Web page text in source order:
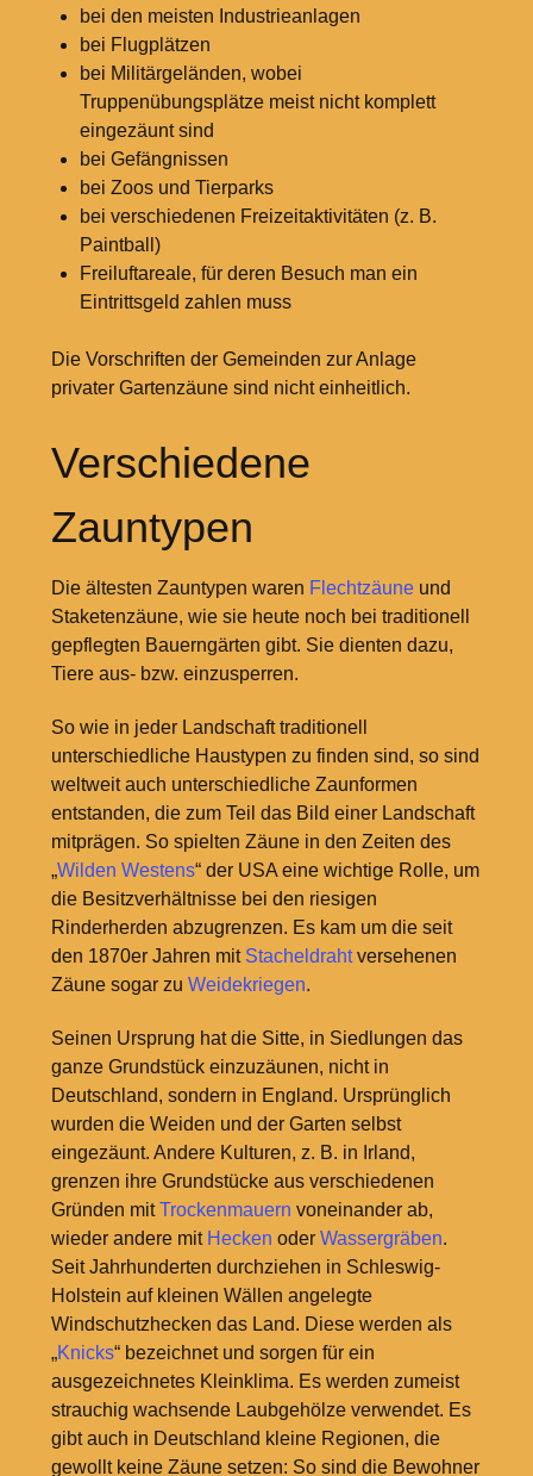
bei den meisten Industrieanlagen
bei Flugplätzen
bei Militärgeländen, wobei
Truppenübungsplätze meist nicht komplett
eingezäunt sind
bei Gefängnissen
bei Zoos und Tierparks
bei verschiedenen Freizeitaktivitäten (z. B.
Paintball)
Freiluftareale, für deren Besuch man ein
Eintrittsgeld zahlen muss
Die Vorschriften der Gemeinden zur Anlage
privater Gartenzäune sind nicht einheitlich.
Verschiedene
Zauntypen
Die ältesten Zauntypen waren Flechtzäuneund
Staketenzäune, wie sie heute noch bei traditionell
gepflegten Bauerngärten gibt. Sie dienten dazu,
Tiere aus- bzw. einzusperren.
So wie in jeder Landschaft traditionell
unterschiedliche Haustypen zu finden sind, so sind
weltweit auch unterschiedliche Zaunformen
entstanden, die zum Teil das Bild einer Landschaft
mitprägen. So spielten Zäune in den Zeiten des
„Wilden Westens“ der USA eine wichtige Rolle, um
die Besitzverhältnisse bei den riesigen
Rinderherden abzugrenzen. Es kam um die seit
den 1870er Jahren mit Stacheldrahtversehenen
Zäune sogar zu Weidekriegen.
Seinen Ursprung hat die Sitte, in Siedlungen das
ganze Grundstück einzuzäunen, nicht in
Deutschland, sondern in England. Ursprünglich
wurden die Weiden und der Garten selbst
eingezäunt. Andere Kulturen, z. B. in Irland,
grenzen ihre Grundstücke aus verschiedenen
Gründen mitTrockenmauern voneinander ab,
wieder andere mit Hecken oder Wassergräben.
Seit Jahrhunderten durchziehen in Schleswig-
Holstein auf kleinen Wällen angelegte
Windschutzhecken das Land. Diese werden als
„Knicks“ bezeichnet und sorgen für ein
ausgezeichnetes Kleinklima. Es werden zumeist
strauchig wachsende Laubgehölze verwendet. Es
gibt auch in Deutschland kleine Regionen, die
gewollt keine Zäune setzen: So sind die Bewohner